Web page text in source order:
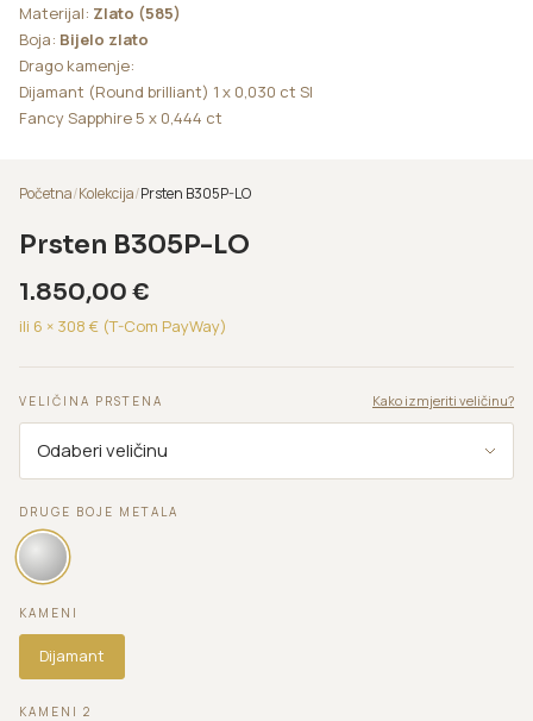
Materijal: Zlato (585)
Boja: Bijelo zlato
Drago kamenje:
Dijamant (Round brilliant) 1 x 0,030 ct SI
Fancy Sapphire 5 x 0,444 ct
Početna/Kolekcija/Prsten B305P-LO
Prsten B305P-LO
1.850,00 €
ili 6 × 308 € (T-Com PayWay)
VELIČINA PRSTENA Kako izmjeriti veličinu?
DRUGE BOJE METALA
KAMENI
Dijamant
KAMENI 2